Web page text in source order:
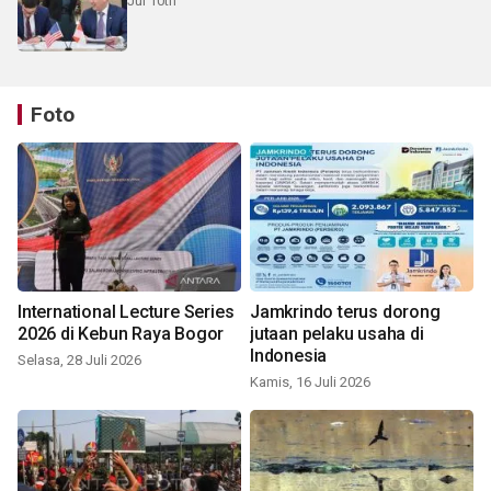
Foto
International Lecture Series
2026 di Kebun Raya Bogor
Selasa, 28 Juli 2026
Jamkrindo terus dorong
jutaan pelaku usaha di
Indonesia
Kamis, 16 Juli 2026